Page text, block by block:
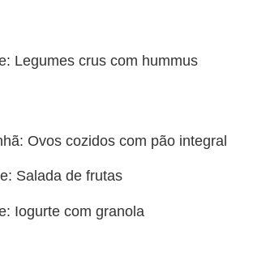
Legumes crus com hummus
Ovos cozidos com pão integral
Salada de frutas
Iogurte com granola